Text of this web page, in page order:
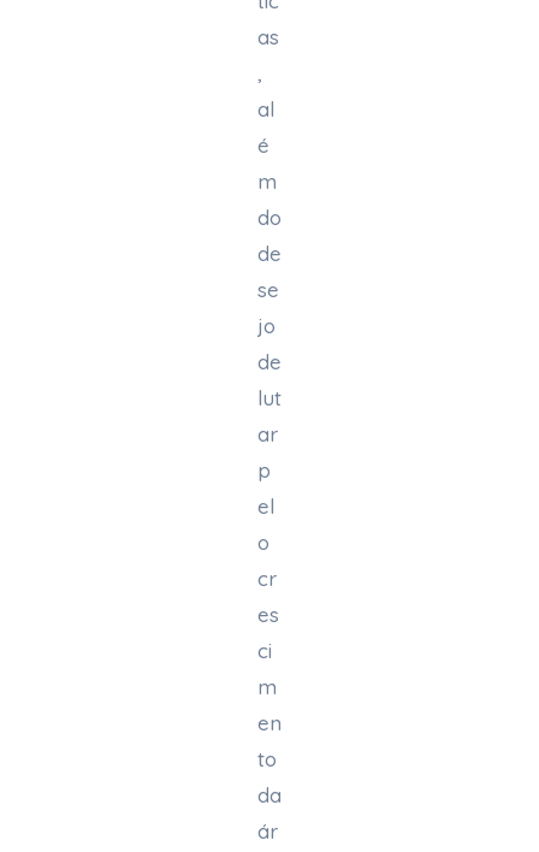
as
,
al
é
m
do
de
se
jo
de
lut
ar
p
el
o
cr
es
ci
m
en
to
da
ár